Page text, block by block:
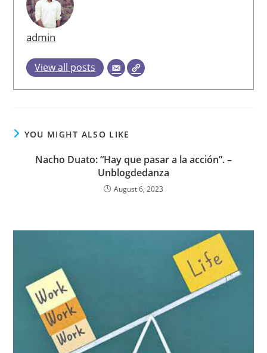
admin
View all posts
YOU MIGHT ALSO LIKE
Nacho Duato: “Hay que pasar a la acción”. –
Unblogdedanza
August 6, 2023